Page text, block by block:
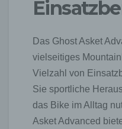
Das Ghost Asket
vielseitiges
Vielzahl von
Sie sportliche
das Bike im Alltag
Asket Advanced
entsprechenden
Cookies dauerhaft
bereits gesetzte
Internetbrowser oder
gelöscht werden.
Person die Setzung
Internetbrowser, sind
Funktionen unserer